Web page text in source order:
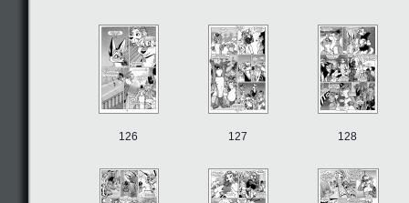
126 127 128